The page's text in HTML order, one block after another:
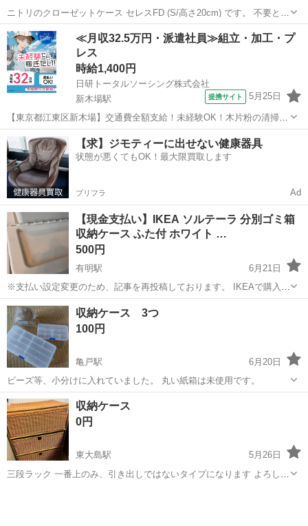
ニトリのクローゼットケース セレスFD (S/高さ20cm) です。 不要とな
ったためお譲りいたします。 ケース引き出しの左端にヒビが入り補修
した跡があります。 通常の使用には問題ありません。使用期間は一年
に満たず、他に目...
東京 江東区 有明テニスの森駅 収納家具
≪月収32.5万円・派遣社員≫組立・加工・プ
レス
時給1,400円
日研トータルソーシング株式会社
新木場駅
提携サイト 5月25日
【東京都江東区新木場】交通費全額支給！未経験OK！木片粉の清掃・
機械メンテナンス等《お仕事No.4A1585-JS》 お仕事について ベルト
コンベヤ等からこぼれた木片粉の清掃、機械メンテナンス（オイル挿
し等）、カッター機の...
東京 江東区 新木場駅
【求】ジモティーに出せない健康器具
状態が悪くてもOK！最大限買取します
プリフラ Ad
【現金支払い】IKEA ソルテーラ 分別ゴミ箱
収納ケース ふた付 ホワイト …
500円
有明駅
6月21日
※支払い設定変更のため、記事を再投稿しております。 IKEAで購入し
たソルテーラ 分別ゴミ箱 収納容器 ふた付です。 色はホワイトで37リ
ットルのものが3個、60リットルのものが1個あります。 詳しいサイズ
は画像をご覧...
東京 江東区 有明駅
収納ケース 3つ
100円
亀戸駅
6月20日
ビーズ等、小分けに入れていました。 丸い紙箱は未使用です。
東京 江東区 亀戸駅
収納ケース
0円
東大島駅
5月26日
三段ラック 一番上のみ、引き出しではないタイプになります よろしく